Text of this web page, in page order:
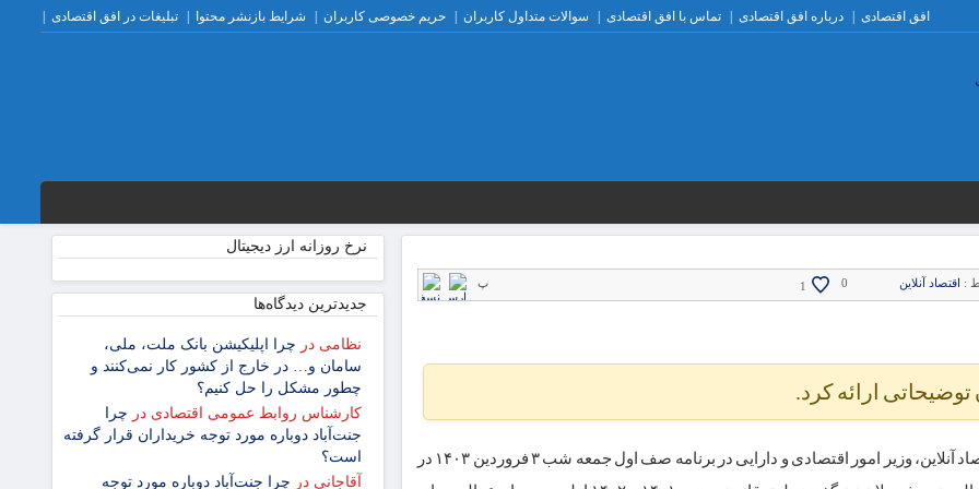
افق اقتصادی درباره افق اقتصادی تماس با افق اقتصادی سوالات متداول کاربران حریم خصوصی کاربران شرایط بازنشر محتوا تبلیغات در افق اقتصادی
: اقتصاد آنلاین 0
1 پ
ارائه کرد.
به گزارش اقتصاد آنلاین، وزیر امور اقتصادی و دارایی در برنامه صف اول جمعه شب ۳ فروردین ۱۴۰۳ در
نرخ روزانه ارز دیجیتال
جدیدترین دیدگاه‌‌ها
نظامی در چرا اپلیکیشن بانک ملت، ملی،
سامان و… در خارج از کشور کار نمی‌کنند و
چطور مشکل را حل کنیم؟
کارشناس روابط عمومی اقتصادی در چرا
جنت‌آباد دوباره مورد توجه خریداران قرار گرفته
است؟
آقاجانی در چرا جنت‌آباد دوباره مورد توجه